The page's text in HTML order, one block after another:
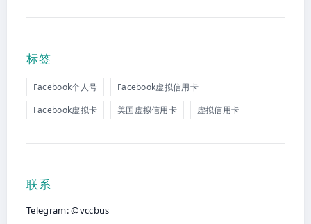
标签
Facebook个人号
Facebook虚拟信用卡
Facebook虚拟卡
美国虚拟信用卡 虚拟信用卡
联系
Telegram: @vccbus